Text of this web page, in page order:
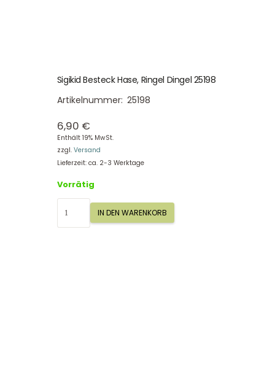
Sigikid Besteck Hase, Ringel Dingel 25198
Artikelnummer: 25198
6,90 €
Enthält 19% MwSt.
zzgl. Versand
Lieferzeit: ca. 2-3 Werktage
Vorrätig
Besteck
Hase,
IN DEN WARENKORB